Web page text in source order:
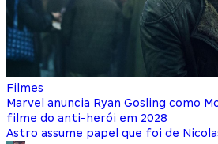
Filmes
Marvel anuncia Ryan Gosling como
filme do anti-herói em 2028
Astro assume papel que foi de